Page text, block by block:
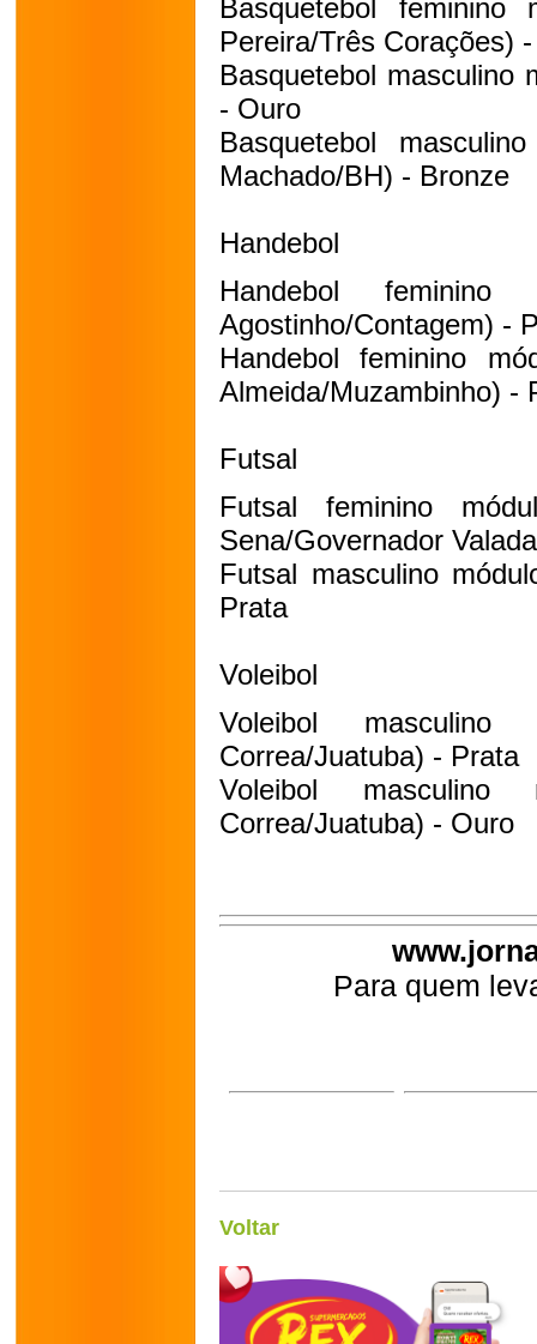
Basquetebol
Pereira/Três Corações)
Basquetebol masculino
- Ouro
Basquetebol
Machado/BH) - Bronze
Handebol
Handebol
Agostinho/Contagem) -
Handebol feminino
Almeida/Muzambinho) -
Futsal
Futsal feminino
Sena/Governador
Futsal masculino
Prata
Voleibol
Voleibol
Correa/Juatuba) - Prata
Voleibol
Correa/Juatuba) - Ouro
Para quem
Voltar